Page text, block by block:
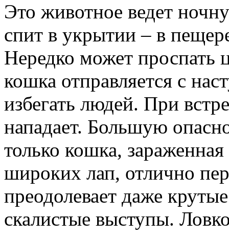
Это животное ведет
спит в укрытии – в
Нередко может проспать
кошка отправляется с
избегать людей. При
нападает. Большую
только кошка,
широких лап, отлично
преодолевает даже
скалистые выступы.